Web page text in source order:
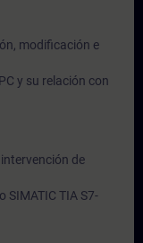
modificación e
y su relación con
de
SIMATIC TIA S7-